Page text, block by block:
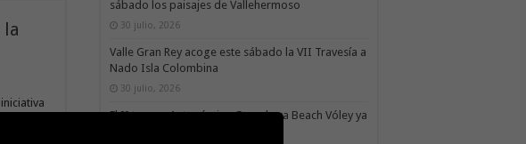
la
nuevo
la
sábado los paisajes de Vallehermoso
30 julio, 2026
Valle Gran Rey acoge este sábado la VII Travesía a
Nado Isla Colombina
30 julio, 2026
El II torneo Autonómico Gomahara Beach Vóley ya